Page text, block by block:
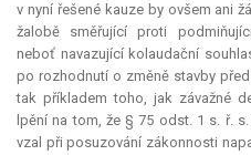
v nyní řešené kauze by ovšem ani
žalobě směřující proti
neboť navazující kolaudační
po rozhodnutí o změně stavby
tak příkladem toho, jak závažné
lpění na tom, že § 75 odst. 1 s. ř.
vzal při posuzování zákonnosti